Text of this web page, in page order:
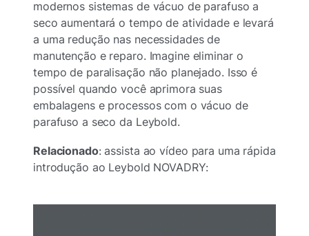
modernos sistemas de vácuo de parafuso a
seco aumentará o tempo de atividade e levará
a uma redução nas necessidades de
manutenção e reparo. Imagine eliminar o
tempo de paralisação não planejado. Isso é
possível quando você aprimora suas
embalagens e processos com o vácuo de
parafuso a seco da Leybold.
Relacionado: assista ao vídeo para uma rápida
introdução ao Leybold NOVADRY: